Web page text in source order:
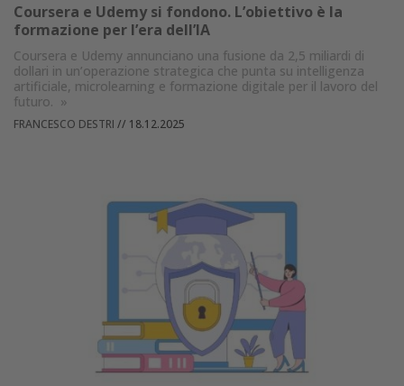
Coursera e Udemy si fondono. L’obiettivo è la
formazione per l’era dell’IA
Coursera e Udemy annunciano una fusione da 2,5 miliardi di
dollari in un’operazione strategica che punta su intelligenza
artificiale, microlearning e formazione digitale per il lavoro del
futuro. »
FRANCESCO DESTRI // 18.12.2025